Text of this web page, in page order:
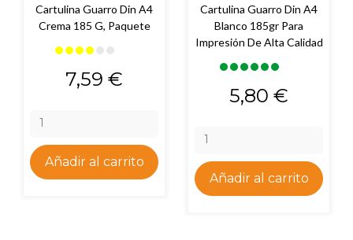
Cartulina Guarro Din A4
Crema 185 G, Paquete
Precio
7,59 €
Añadir al carrito
Cartulina Guarro Din A4
Blanco 185gr Para
Impresión De Alta Calidad
Precio
5,80 €
Añadir al carrito